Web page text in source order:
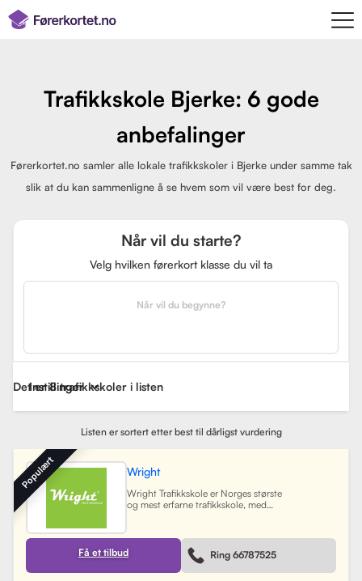
Trafikkskole Bjerke: 6 gode
anbefalinger
Førerkortet.no samler alle lokale trafikkskoler i Bjerke under samme tak
slik at du kan sammenligne å se hvem som vil være best for deg.
Når vil du starte?
Velg hvilken førerkort klasse du vil ta
Når vil du begynne?
Det er 8 trafikkskoler i listen
Instillinger
Listen er sortert etter best til dårligst vurdering
Wright
Wright Trafikkskole er Norges største
og mest erfarne trafikkskole, med
Trøndelag. Siden oppstarten har
skolen hatt som mål å tilby
profesjonell og engasjert
trafikopplæring for både
Få et tilbud Ring 66787525
Populært